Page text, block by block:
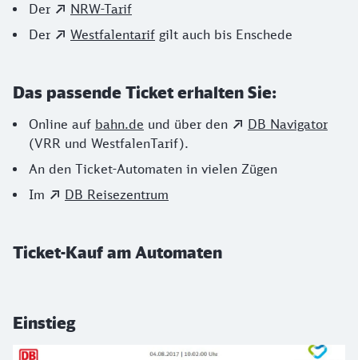
Der
NRW-Tarif
Der
Westfalentarif gilt auch bis Enschede
Das passende Ticket erhalten Sie:
Online auf bahn.de und über den
DB Navigator
(VRR und WestfalenTarif).
An den Ticket-Automaten in vielen Zügen
Im
DB Reisezentrum
Ticket-Kauf am Automaten
Einstieg